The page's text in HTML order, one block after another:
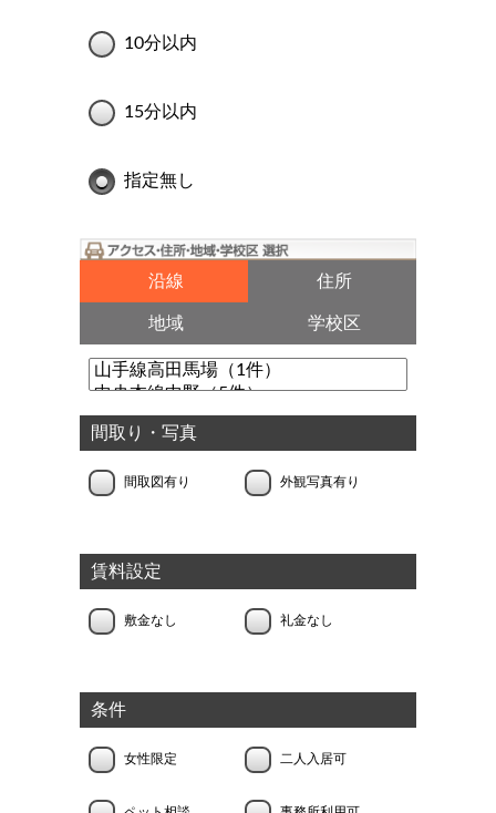
10分以内
15分以内
指定無し
沿線 住所
地域 学校区
間取り・写真
間取図有り 外観写真有り
賃料設定
敷金なし 礼金なし
条件
女性限定 二人入居可